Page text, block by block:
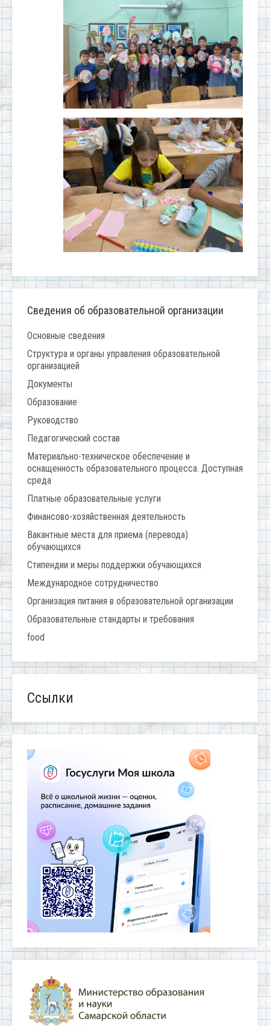
Сведения об образовательной организации
Основные сведения
Структура и органы управления образовательной
организацией
Документы
Образование
Руководство
Педагогический состав
Материально-техническое обеспечение и
оснащенность образовательного процесса. Доступная
среда
Платные образовательные услуги
Финансово-хозяйственная деятельность
Вакантные места для приема (перевода)
обучающихся
Стипендии и меры поддержки обучающихся
Международное сотрудничество
Организация питания в образовательной организации
Образовательные стандарты и требования
food
Ссылки